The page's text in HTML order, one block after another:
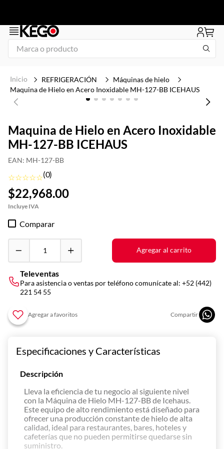
Marca o producto
REFRIGERACIÓN
Máquinas de hielo
Maquina de Hielo en Acero Inoxidable MH-127-BB ICEHAUS
Maquina de Hielo en Acero Inoxidable
MH-127-BB ICEHAUS
EAN: MH-127-BB
☆☆☆☆☆(0)
$22,968.00
Comparar
Agregar al carrito
Televentas
Para asistencia o ventas por teléfono comunícate al: +52 (442)
221 54 55
Especificaciones y Características
Descripción
Lleva la eficiencia de tu negocio al siguiente nivel
con la Máquina de Hielo MH-127-BB de Icehaus.
Este equipo de alto rendimiento está diseñado para
ofrecer una producción constante de hielo de alta
calidad, ideal para restaurantes, bares, hoteles y
cafeterías que no pueden permitirse quedarse sin
suministro.
2.
congelador
3.
.
5.
mesa refrigerada
6.
icehaus
7.
tapa
8.
insertos
9.
asador
10 . parrilla